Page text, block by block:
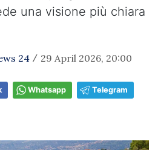
una visione più chiara
24 / 29 April 2026, 20:00
Whatsapp Telegram